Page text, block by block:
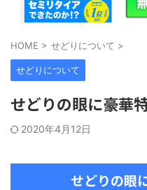
HOME > せどりについて >
せどりについて
せどりの眼に豪華
2020年4月12日
せどりの眼